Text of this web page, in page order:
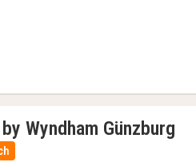
Wyndham Günzburg